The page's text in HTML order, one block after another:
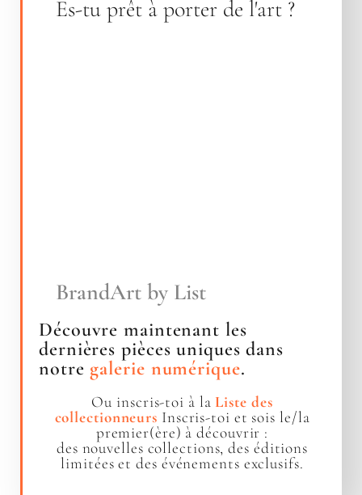
Es-tu prêt à porter de l'art ?
BrandArt by List
Découvre maintenant les
dernières pièces uniques dans
notre galerie numérique.
Ou inscris-toi à la Liste des
collectionneurs Inscris-toi et sois le/la
premier(ère) à découvrir :
des nouvelles collections, des éditions
limitées et des événements exclusifs.